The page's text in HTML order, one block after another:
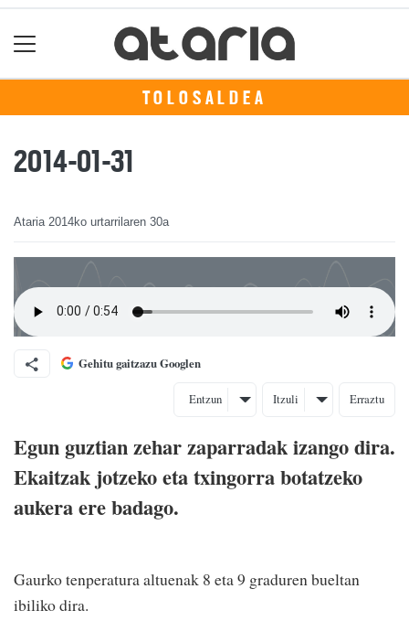
TOLOSALDEA
2014-01-31
Ataria 2014ko urtarrilaren 30a
Gehitu gaitzazu Googlen
Entzun Itzuli Erraztu
Egun guztian zehar zaparradak izango dira.
Ekaitzak jotzeko eta txingorra botatzeko
aukera ere badago.
Gaurko tenperatura altuenak 8 eta 9 graduren bueltan
ibiliko dira.